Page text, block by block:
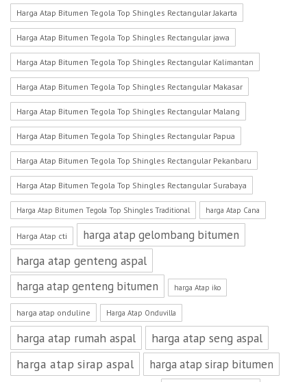
Harga Atap Bitumen Tegola Top Shingles Rectangular Jakarta
Harga Atap Bitumen Tegola Top Shingles Rectangular jawa
Harga Atap Bitumen Tegola Top Shingles Rectangular Kalimantan
Harga Atap Bitumen Tegola Top Shingles Rectangular Makasar
Harga Atap Bitumen Tegola Top Shingles Rectangular Malang
Harga Atap Bitumen Tegola Top Shingles Rectangular Papua
Harga Atap Bitumen Tegola Top Shingles Rectangular Pekanbaru
Harga Atap Bitumen Tegola Top Shingles Rectangular Surabaya
Harga Atap Bitumen Tegola Top Shingles Traditional harga Atap Cana
Harga Atap cti harga atap gelombang bitumen
harga atap genteng aspal
harga atap genteng bitumen harga Atap iko
harga atap onduline Harga Atap Onduvilla
harga atap rumah aspal
harga atap seng aspal
harga atap sirap aspal
harga atap sirap bitumen